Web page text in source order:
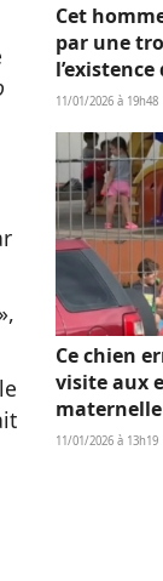
Cet
par une
(vidéo)
11/01/2026 à 19h48
Ce chien
visite aux
et
11/01/2026 à 13h19